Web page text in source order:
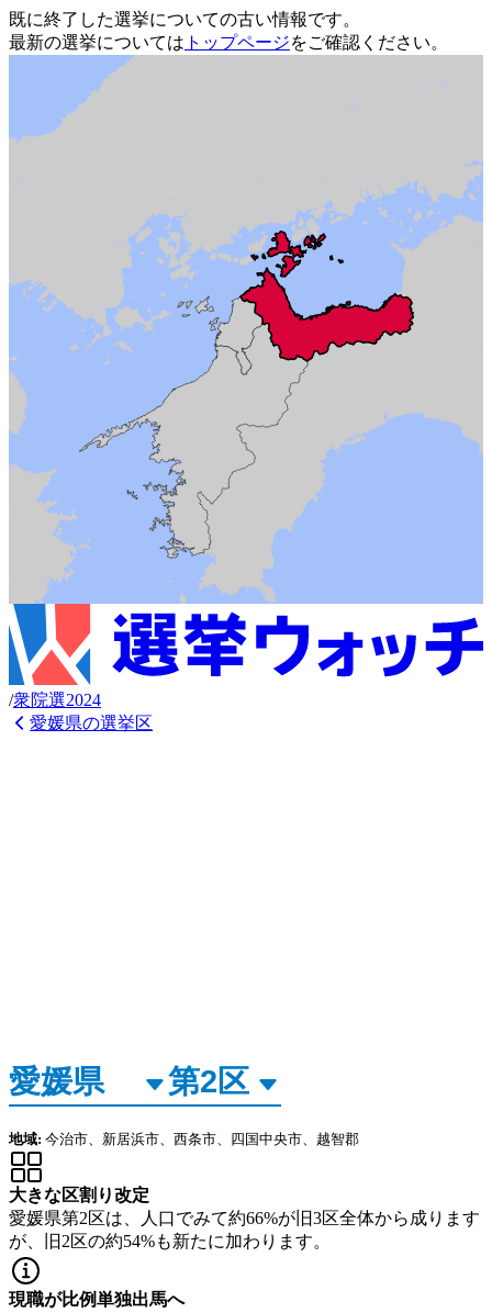
既に終了した選挙についての古い情報です。
最新の選挙については トップページをご確認ください。
/衆院選2024
愛媛県の選挙区
地域: 今治市、新居浜市、西条市、四国中央市、越智郡
大きな区割り改定
愛媛県第2区は、人口でみて約66%が旧3区全体から成ります
が、旧2区の約54%も新たに加わります。
現職が比例単独出馬へ